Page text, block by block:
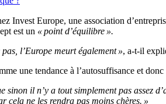
Europe, une association
est un « point d’équilibre ».
l’Europe meurt également », a-t-il
une tendance à l’autosuffisance et
il n’y a tout simplement pas assez
cela ne les rendra pas moins chères. »